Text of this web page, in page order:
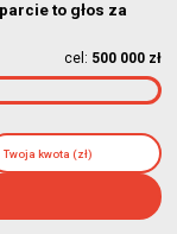
to głos za
cel: 500 000 zł